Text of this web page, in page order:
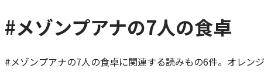
#メゾンプアナの7人の食卓
#メゾンプアナの7人の食卓に関連する読みもの6件。オレン